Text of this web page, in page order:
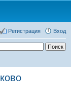
Вход
Регистрация